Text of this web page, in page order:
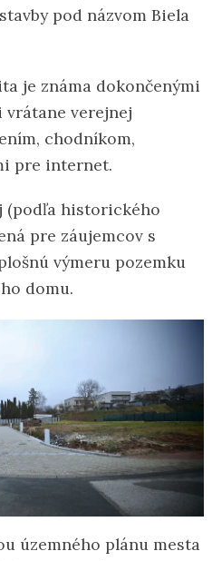
pod názvom Biela
je známa dokončenými
verejnej
chodníkom,
pre internet.
(podľa historického
pre záujemcov s
výmeru pozemku
domu.
územného plánu mesta